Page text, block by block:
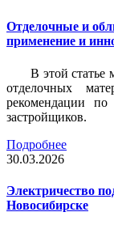
Отделочные и
применение и
В этой
отделочных
рекомендации
застройщиков.
Подробнее
30.03.2026
Электричество
Новосибирске